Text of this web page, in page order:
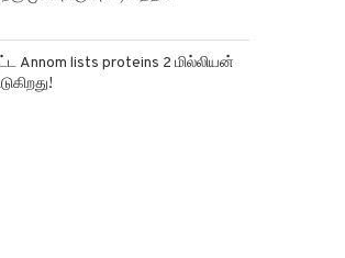
lists proteins 2 மில்லியன்